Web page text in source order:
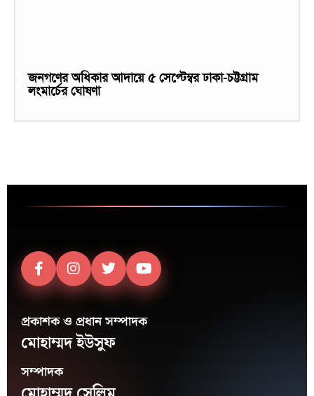
জনগণের অধিকার আদায়ে ৫ সেপ্টেম্বর ঢাকা-চট্টগ্রাম
লংমার্চের ঘোষণা
প্রকাশক ও প্রধান সম্পাদক
মোহাম্মদ ইউসুফ
সম্পাদক